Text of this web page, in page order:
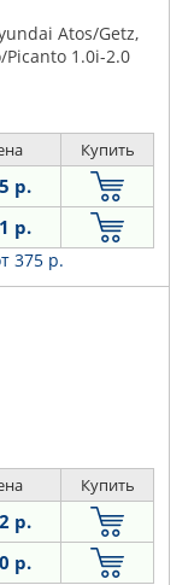
Atos/Getz,
Picanto 1.0i-2.0
Купить
р.
р.
375 р.
Купить
р.
р.